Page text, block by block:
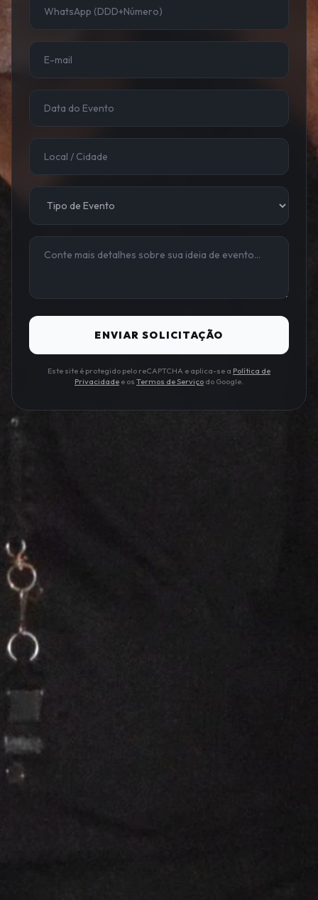
ENVIAR SOLICITAÇÃO
Este site é protegido pelo reCAPTCHA e aplica-se a Política de
Privacidade e os Termos de Serviço do Google.